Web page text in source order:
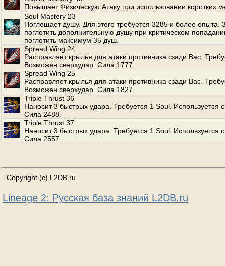
Повышает Физическую Атаку при использовании коротких
Soul Mastery 23
Поглощает душу. Для этого требуется 3285 и более опыта.
поглотить дополнительную душу при критическом
поглотить максимум 35 душ.
Spread Wing 24
Расправляет крылья для атаки противника сзади Вас.
Возможен сверхудар. Сила 1777.
Spread Wing 25
Расправляет крылья для атаки противника сзади Вас.
Возможен сверхудар. Сила 1827.
Triple Thrust 36
Наносит 3 быстрых удара. Требуется 1 Soul. Используется
Сила 2488.
Triple Thrust 37
Наносит 3 быстрых удара. Требуется 1 Soul. Используется
Сила 2557.
Copyright (c) L2DB.ru
Lineage 2: Русская база знаний L2DB.ru